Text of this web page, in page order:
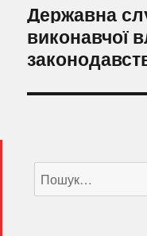
Наступний
запис:
Державна
виконавчої
за
запитом: